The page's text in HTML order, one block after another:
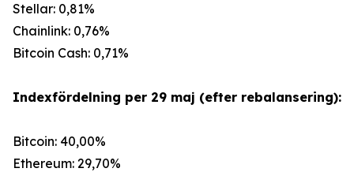
Stellar: 0,81%
Chainlink: 0,76%
Bitcoin Cash: 0,71%
Indexfördelning per 29 maj (efter rebalansering):
Bitcoin: 40,00%
Ethereum: 29,70%